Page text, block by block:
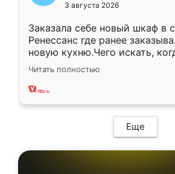
3 августа 2026
Заказала себе новый шкаф в
Ренессанс где ранее
новую кухню.Чего искать,
вполне довольна. Служит
два года, нареканий нет.
Читать полностью
Еще